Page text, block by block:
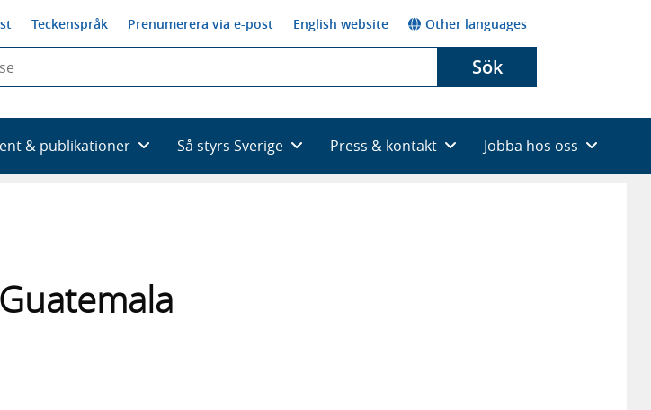
Teckenspråk Prenumerera via e-post English website Other languages
Sök
& publikationer Så styrs Sverige Press & kontakt Jobba hos oss